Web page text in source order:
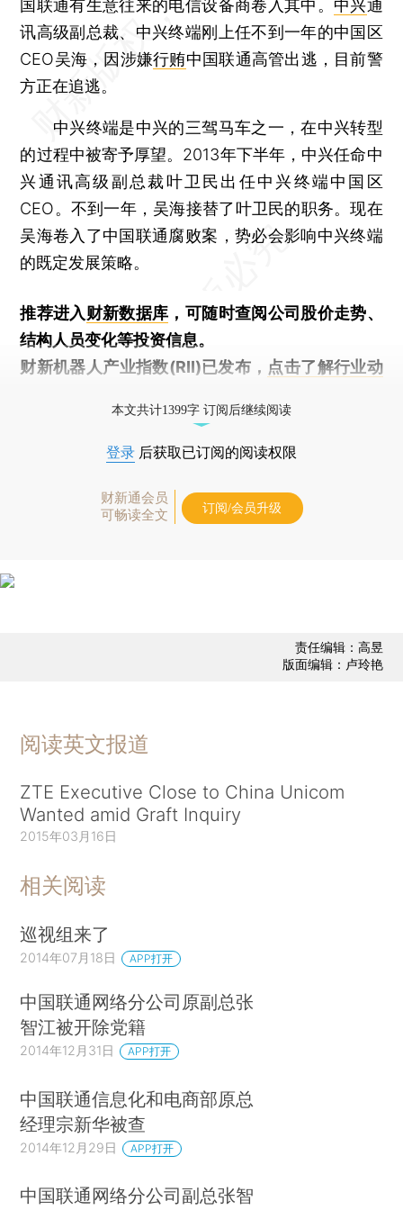
国联通有生意往来的电信设备商卷入其中。 中兴通
讯高级副总裁、中兴终端刚上任不到一年的中国区
CEO吴海，因涉嫌行贿中国联通高管出逃，目前警
方正在追逃。
中兴终端是中兴的三驾马车之一，在中兴转型
的过程中被寄予厚望。2013年下半年，中兴任命中
兴通讯高级副总裁叶卫民出任中兴终端中国区
CEO。不到一年，吴海接替了叶卫民的职务。现在
吴海卷入了中国联通腐败案，势必会影响中兴终端
的既定发展策略。
推荐进入财新数据库 ，可随时查阅公司股价走势、
结构人员变化等投资信息。
财新机器人产业指数(RII)已发布， 点击了解行业动
本文共计1399字 订阅后继续阅读
登录 后获取已订阅的阅读权限
财新通会员
可畅读全文
订阅/会员升级
责任编辑：高昱
版面编辑：卢玲艳
阅读英文报道
ZTE Executive Close to China Unicom
Wanted amid Graft Inquiry
2015年03月16日
相关阅读
巡视组来了
2014年07月18日 APP打开
中国联通网络分公司原副总张
智江被开除党籍
2014年12月31日 APP打开
中国联通信息化和电商部原总
经理宗新华被查
2014年12月29日 APP打开
中国联通网络分公司副总张智